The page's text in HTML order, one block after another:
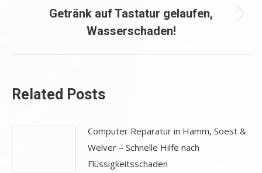
Nächster
Beitrag:
Getränk auf Tastatur gelaufen,
Wasserschaden!
Related Posts
Computer Reparatur in Hamm, Soest &
Welver – Schnelle Hilfe nach
Flüssigkeitsschaden